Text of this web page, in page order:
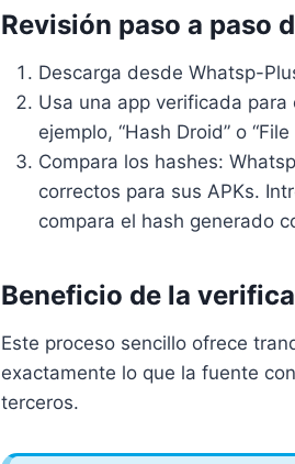
Revisión paso a paso
Descarga desde Whatsp-
Usa una app verificada
ejemplo, “Hash Droid” o
Compara los hashes:
correctos para sus APKs.
compara el hash generado
Beneficio de la
Este proceso sencillo ofrece
exactamente lo que la fuente
terceros.